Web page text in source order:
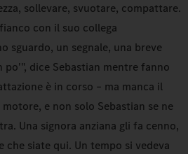
sollevare, svuotare, compattare.
con il suo collega
sguardo, un segnale, una breve
po'", dice Sebastian mentre fanno
è in corso – ma manca il
e non solo Sebastian se ne
Una signora anziana gli fa cenno,
che siate qui. Un tempo si vedeva